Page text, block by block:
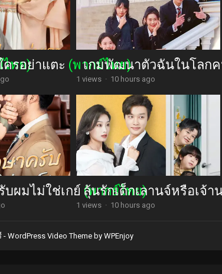
ไทย)
รอย่าแตะ (พากย์ไทย)
เกมพัฒนาตัวฉันในโลก
1 views · 10 hours ago
ผมไม่ใช่เกย์ (พากย์ไทย)
ลุ้นรักเด็กเลานจ์หรือเจ้า
1 views · 10 hours ago
- WordPress Video Theme by WPEnjoy